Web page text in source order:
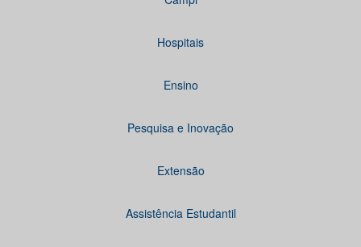
Hospitais
Ensino
Pesquisa e Inovação
Extensão
Assistência Estudantil